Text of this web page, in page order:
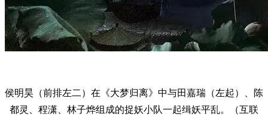
侯明昊（前排左二）在《大梦归离》中与田嘉瑞（左起）、陈
都灵、程潇、林子烨组成的捉妖小队一起缉妖平乱。（互联